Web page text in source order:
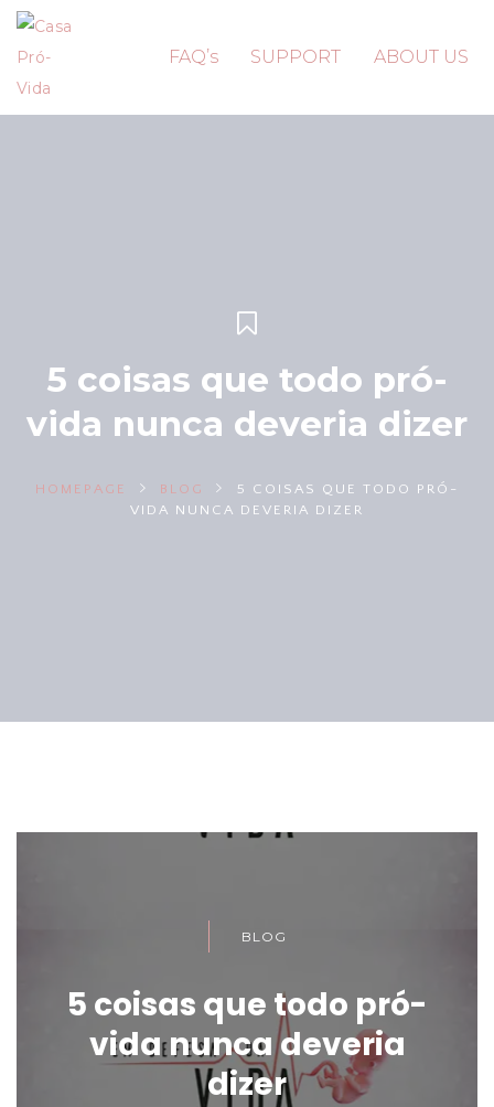
FAQ’s SUPPORT ABOUT US
5 coisas que todo pró-
vida nunca deveria dizer
HOMEPAGE BLOG
5 COISAS QUE TODO PRÓ-
VIDA NUNCA DEVERIA DIZER
BLOG
5 coisas que todo pró-
vida nunca deveria
dizer